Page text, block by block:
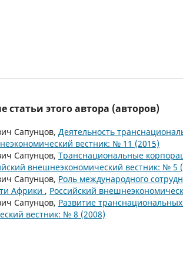
этого автора (авторов)
Сапунцов, Деятельность
вестник: № 11 (2015)
Сапунцов, Транснациональные
внешнеэкономический вестник: № 5
Сапунцов, Роль международного
Африки , Российский
Сапунцов, Развитие
вестник: № 8 (2008)